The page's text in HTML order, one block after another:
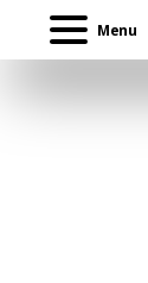
Menu